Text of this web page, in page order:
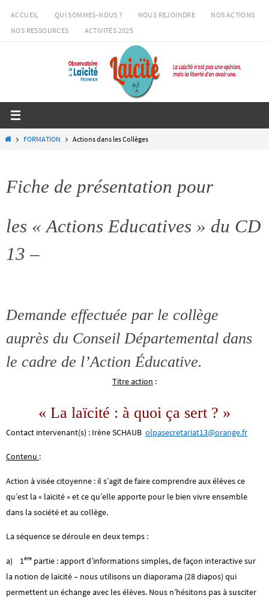
Passer
vers
ACCUEIL QUI SOMMES-NOUS ? NOUS REJOINDRE
NOS ACTIONS
NOS RESSOURCES
ACTIVITÉS 2025
HomeFORMATION Actions dans les Collèges
Fiche de présentation pour
les « Actions Educatives » du CD
13 –
Demande effectuée par le collège
auprès du Conseil Départemental dans
le cadre de l’Action Éducative.
Titre action :
« La laïcité : à quoi ça sert ? »
Contact intervenant(s) : Irène SCHAUB olpasecretariat13@orange.fr
Contenu :
Action à visée citoyenne : il s’agit de faire comprendre aux élèves ce
qu’est la « laïcité » et ce qu’elle apporte pour le bien vivre ensemble
dans la société et au collège.
La séquence se déroule en deux temps :
a) 1ère partie : apport d’informations simples, de façon interactive sur
la notion de laïcité – nous utilisons un diaporama (28 diapos) qui
permettent un échange avec les élèves. Nous n’hésitons pas à susciter